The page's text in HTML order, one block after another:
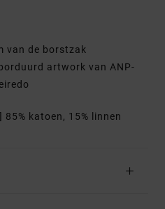
van de borstzak
artwork van ANP-
katoen, 15% linnen